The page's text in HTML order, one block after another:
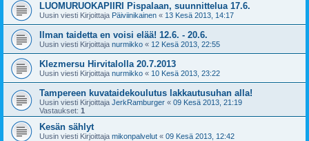
LUOMURUOKAPIIRI Pispalaan, suunnittelua 17.6.
Uusin viesti Kirjoittaja Päiviinikainen « 13 Kesä 2013, 14:17
Ilman taidetta en voisi elää! 12.6. - 20.6.
Uusin viesti Kirjoittaja nurmikko « 12 Kesä 2013, 22:55
Klezmersu Hirvitalolla 20.7.2013
Uusin viesti Kirjoittaja nurmikko « 10 Kesä 2013, 23:22
Tampereen kuvataidekoulutus lakkautusuhan alla!
Uusin viesti Kirjoittaja JerkRamburger « 09 Kesä 2013, 21:19
Vastaukset: 1
Kesän sählyt
Uusin viesti Kirjoittaja mikonpalvelut « 09 Kesä 2013, 12:42